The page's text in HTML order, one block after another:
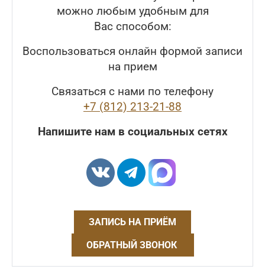
можно любым удобным для
Вас способом:
Воспользоваться онлайн формой записи
на прием
Связаться с нами по телефону
+7 (812) 213-21-88
Напишите нам в социальных сетях
ЗАПИСЬ НА ПРИЁМ
ОБРАТНЫЙ ЗВОНОК